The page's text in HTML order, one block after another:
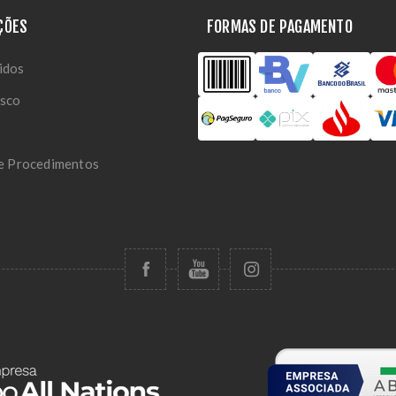
Procedimentos
FORMAS DE PAGAMENTO